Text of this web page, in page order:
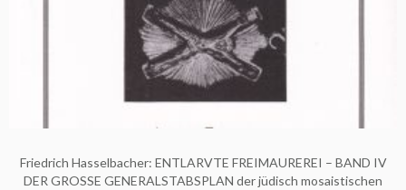
Friedrich Hasselbacher: ENTLARVTE FREIMAUREREI – BAND IV
DER GROSSE GENERALSTABSPLAN der jüdisch mosaistischen